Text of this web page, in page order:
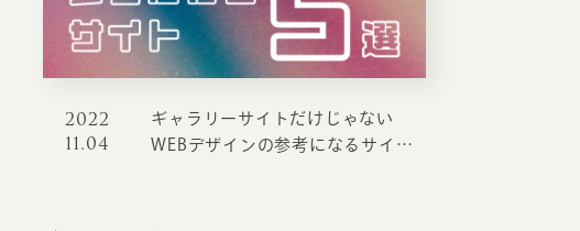
CREATION
2022
11.04
ギャラリーサイトだけじゃない
WEBデザインの参考になるサイト5